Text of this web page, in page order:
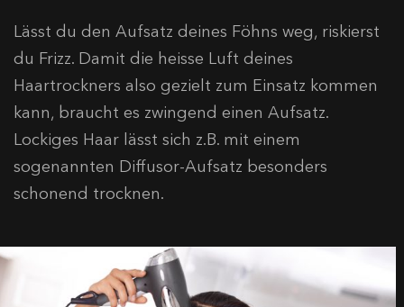
Lässt du den Aufsatz deines Föhns weg, riskierst
du Frizz. Damit die heisse Luft deines
Haartrockners also gezielt zum Einsatz kommen
kann, braucht es zwingend einen Aufsatz.
Lockiges Haar lässt sich z.B. mit einem
sogenannten Diffusor-Aufsatz besonders
schonend trocknen.